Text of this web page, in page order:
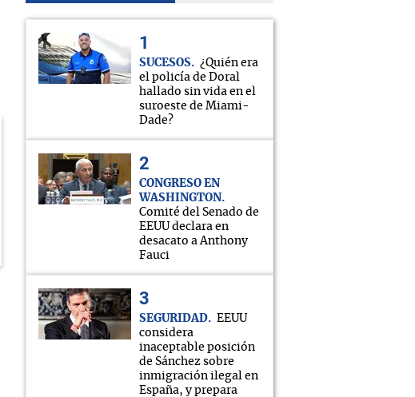
SUCESOS
¿Quién era
el policía de Doral
hallado sin vida en el
suroeste de Miami-
Dade?
CONGRESO EN
WASHINGTON
Comité del Senado de
EEUU declara en
desacato a Anthony
Fauci
SEGURIDAD
EEUU
considera
inaceptable posición
de Sánchez sobre
inmigración ilegal en
España, y prepara